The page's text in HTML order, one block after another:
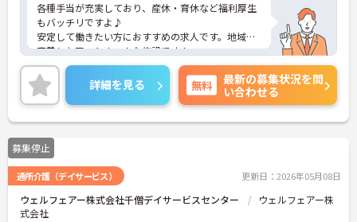
各種手当が充実しており、産休・育休など福利厚生
もバッチリですよ♪
安定して働きたい方におすすめの求人です。地域に
密着したアットホームな施設です！
アットホームで居心地の良い職場なのですぐに馴染
めますよ♪
ご興味をお持ちの方はまずマイナビまでお問い合わ
せください！
詳細を見る 無料
最新の募集状況を問
い合わせる
募集停止
通所介護（デイサービス） 更新日：2026年05月08日
ウェルフェアー株式会社千僧デイサービスセンター
ウェルフェアー株
式会社